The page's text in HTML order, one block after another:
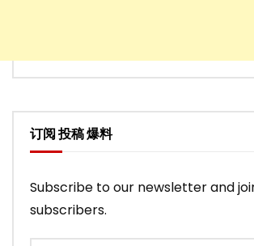
订阅 投稿 爆料
Subscribe to our newsletter and
subscribers.